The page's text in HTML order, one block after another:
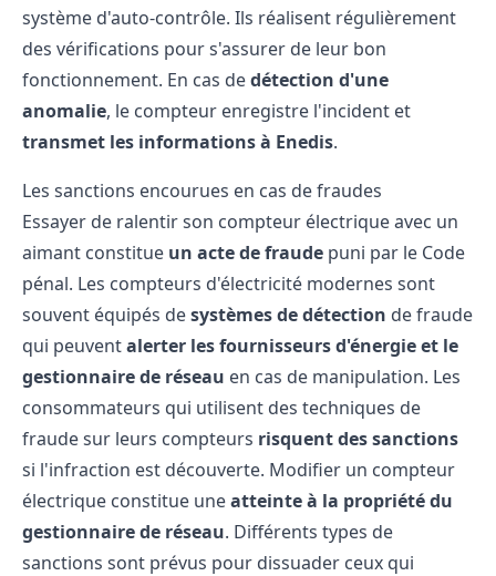
système d'auto-contrôle. Ils réalisent régulièrement
des vérifications pour s'assurer de leur bon
fonctionnement. En cas dedétection d'une
anomalie, le compteur enregistre l'incident et
transmet les informations à Enedis.
Les sanctions encourues en cas de fraudes
Essayer de ralentir son compteur électrique avec un
aimant constitue un acte de fraude puni par le Code
pénal. Les compteurs d'électricité modernes sont
souvent équipés desystèmes de détection de fraude
qui peuventalerter les fournisseurs d'énergie et le
gestionnaire de réseau en cas de manipulation. Les
consommateurs qui utilisent des techniques de
fraude sur leurs compteurs risquent des sanctions
si l'infraction est découverte. Modifier un compteur
électrique constitue uneatteinte à la propriété du
gestionnaire de réseau. Différents types de
sanctions sont prévus pour dissuader ceux qui